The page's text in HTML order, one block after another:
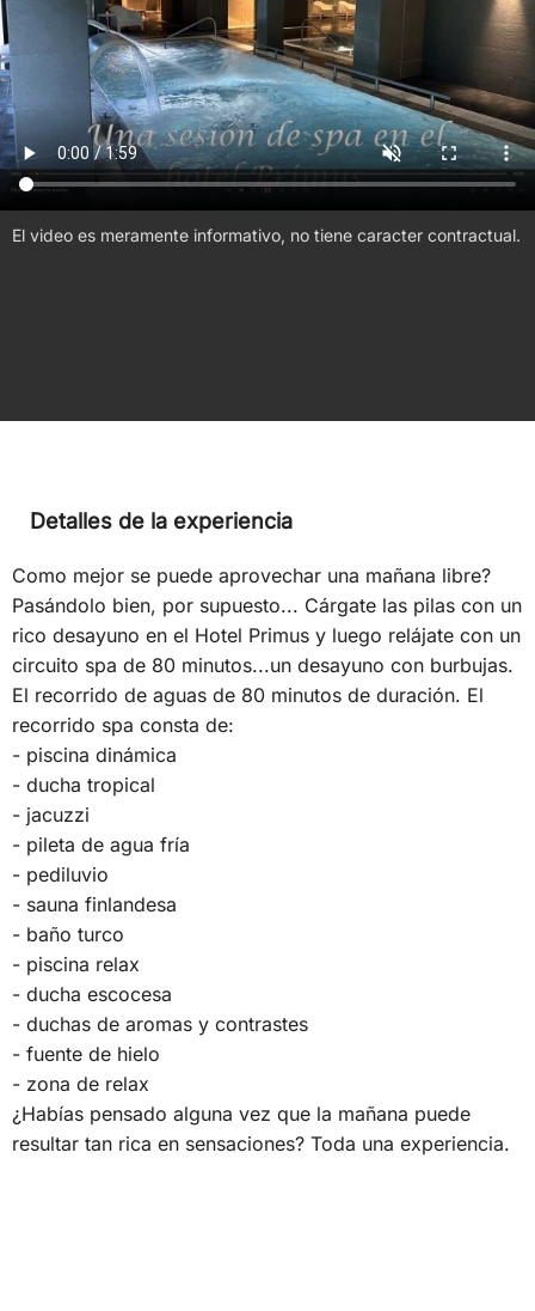
El video es meramente informativo, no tiene caracter contractual.
Detalles de la experiencia
Como mejor se puede aprovechar una mañana libre?
Pasándolo bien, por supuesto... Cárgate las pilas con un
rico desayuno en el Hotel Primus y luego relájate con un
circuito spa de 80 minutos...un desayuno con burbujas.
El recorrido de aguas de 80 minutos de duración. El
recorrido spa consta de:
- piscina dinámica
- ducha tropical
- jacuzzi
- pileta de agua fría
- pediluvio
- sauna finlandesa
- baño turco
- piscina relax
- ducha escocesa
- duchas de aromas y contrastes
- fuente de hielo
- zona de relax
¿Habías pensado alguna vez que la mañana puede
resultar tan rica en sensaciones? Toda una experiencia.